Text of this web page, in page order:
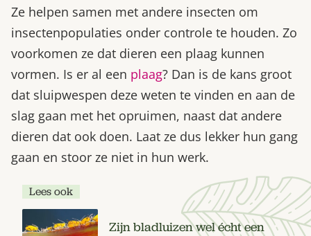
Ze helpen samen met andere insecten om
insectenpopulaties onder controle te houden. Zo
voorkomen ze dat dieren een plaag kunnen
vormen. Is er al een plaag? Dan is de kans groot
dat sluipwespen deze weten te vinden en aan de
slag gaan met het opruimen, naast dat andere
dieren dat ook doen. Laat ze dus lekker hun gang
gaan en stoor ze niet in hun werk.
Lees ook
Zijn bladluizen wel écht een